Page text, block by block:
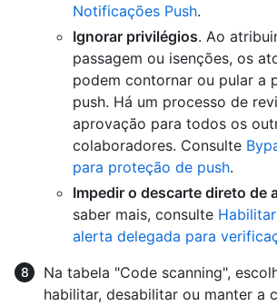
Notificações Push.
Ignorar privilégios. Ao
passagem ou isenções, os
podem contornar ou pular a
push. Há um processo de
aprovação para todos os
colaboradores. Consulte
para proteção de push.
Impedir o descarte direto de
saber mais, consulte
alerta delegada para
Na tabela "Code scanning",
habilitar, desabilitar ou manter a